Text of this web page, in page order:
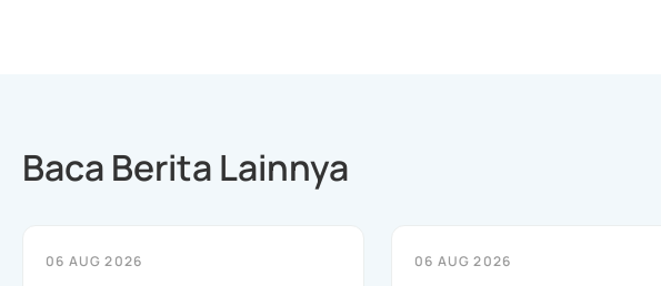
Baca Berita Lainnya
06 AUG 2026 06 AUG 2026